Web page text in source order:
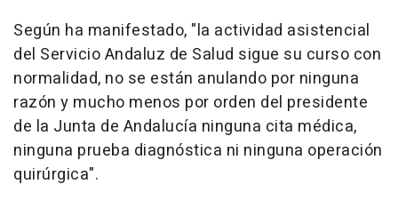
Según ha manifestado, "la actividad asistencial
del Servicio Andaluz de Salud sigue su curso con
normalidad, no se están anulando por ninguna
razón y mucho menos por orden del presidente
de la Junta de Andalucía ninguna cita médica,
ninguna prueba diagnóstica ni ninguna operación
quirúrgica".